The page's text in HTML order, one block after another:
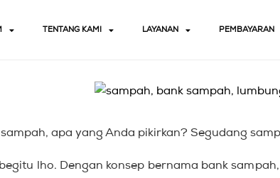
TENTANG KAMI LAYANAN PEMBAYARAN
apa yang Anda pikirkan? Segudang
lho. Dengan konsep bernama bank